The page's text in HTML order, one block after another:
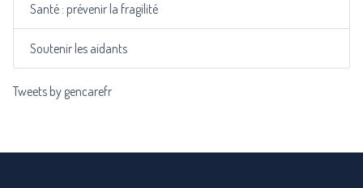
Santé : prévenir la fragilité
Soutenir les aidants
Tweets by gencarefr